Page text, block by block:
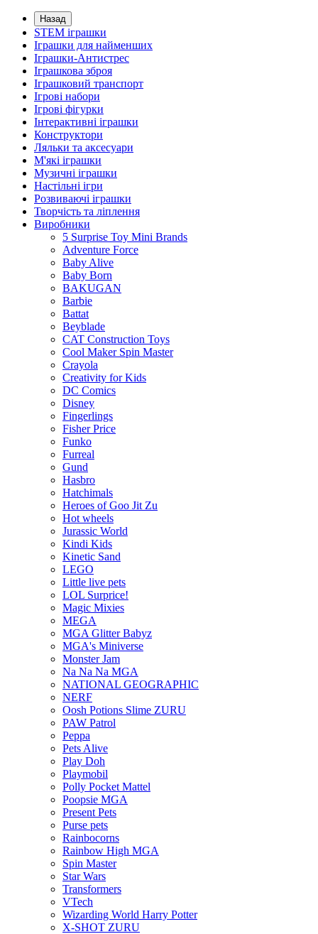
Назад
STEM іграшки
Іграшки для найменших
Іграшки-Антистрес
Іграшкова зброя
Іграшковий транспорт
Ігрові набори
Ігрові фігурки
Інтерактивні іграшки
Конструктори
Ляльки та аксесуари
М'які іграшки
Музичні іграшки
Настільні iгри
Розвиваючі іграшки
Творчість та ліплення
Виробники
5 Surprise Toy Mini Brands
Adventure Force
Baby Alive
Baby Born
BAKUGAN
Barbie
Battat
Beyblade
CAT Construction Toys
Cool Maker Spin Master
Crayola
Creativity for Kids
DC Comics
Disney
Fingerlings
Fisher Price
Funko
Furreal
Gund
Hasbro
Hatchimals
Heroes of Goo Jit Zu
Hot wheels
Jurassic World
Kindi Kids
Kinetic Sand
LEGO
Little live pets
LOL Surprice!
Magic Mixies
MEGA
MGA Glitter Babyz
MGA's Miniverse
Monster Jam
Na Na Na MGA
NATIONAL GEOGRAPHIC
NERF
Oosh Potions Slime ZURU
PAW Patrol
Peppa
Pets Alive
Play Doh
Playmobil
Polly Pocket Mattel
Poopsie MGA
Present Pets
Purse pets
Rainbocorns
Rainbow High MGA
Spin Master
Star Wars
Transformers
VTech
Wizarding World Harry Potter
X-SHOT ZURU